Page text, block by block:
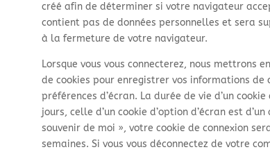
créé afin de déterminer si votre navigateur
contient pas de données personnelles et sera
à la fermeture de votre navigateur.
Lorsque vous vous connecterez, nous mettrons
de cookies pour enregistrer vos informations de
préférences d’écran. La durée de vie d’un
jours, celle d’un cookie d’option d’écran est d’un
souvenir de moi », votre cookie de connexion
semaines. Si vous vous déconnectez de votre